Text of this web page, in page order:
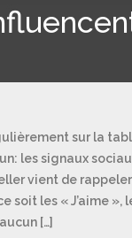
sur la
les signaux
vient de
les « J’aime »,
[…]